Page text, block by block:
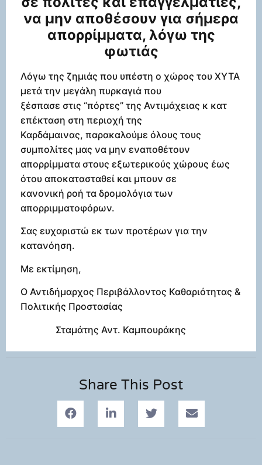
να μην αποθέσουν για σήμερα
απορρίμματα, λόγω της
φωτιάς
Λόγω της ζημιάς που υπέστη ο χώρος του ΧΥΤΑ
μετά την μεγάλη πυρκαγιά που
ξέσπασε στις “πόρτες” της Αντιμάχειας κ κατ
επέκταση στη περιοχή της
Καρδάμαινας, παρακαλούμε όλους τους
συμπολίτες μας να μην εναποθέτουν
απορρίμματα στους εξωτερικούς χώρους έως
ότου αποκατασταθεί και μπουν σε
κανονική ροή τα δρομολόγια των
απορριμματοφόρων.
Σας ευχαριστώ εκ των προτέρων για την
κατανόηση.
Με εκτίμηση,
Ο Αντιδήμαρχος Περιβάλλοντος Καθαριότητας &
Πολιτικής Προστασίας
Σταμάτης Αντ. Καμπουράκης
Share This Post